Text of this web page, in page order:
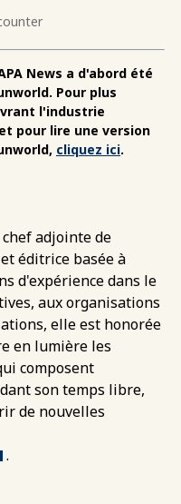
News a d'abord été
Pour plus
l'industrie
pour lire une version
cliquez ici.
adjointe de
éditrice basée à
d'expérience dans le
aux organisations
elle est honorée
en lumière les
composent
son temps libre,
de nouvelles
.